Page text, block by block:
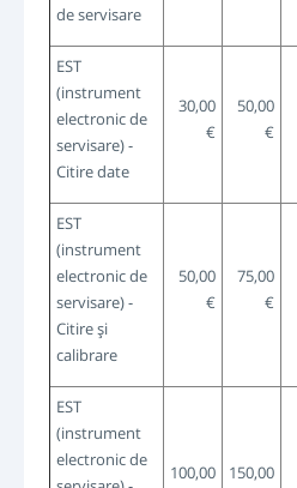
de servisare
EST
(instrument
electronic de
servisare) -
Citire date
30,00
€
50,00
€
EST
(instrument
electronic de
servisare) -
Citire şi
calibrare
50,00
€
75,00
€
EST
(instrument
electronic de
100,00 150,00